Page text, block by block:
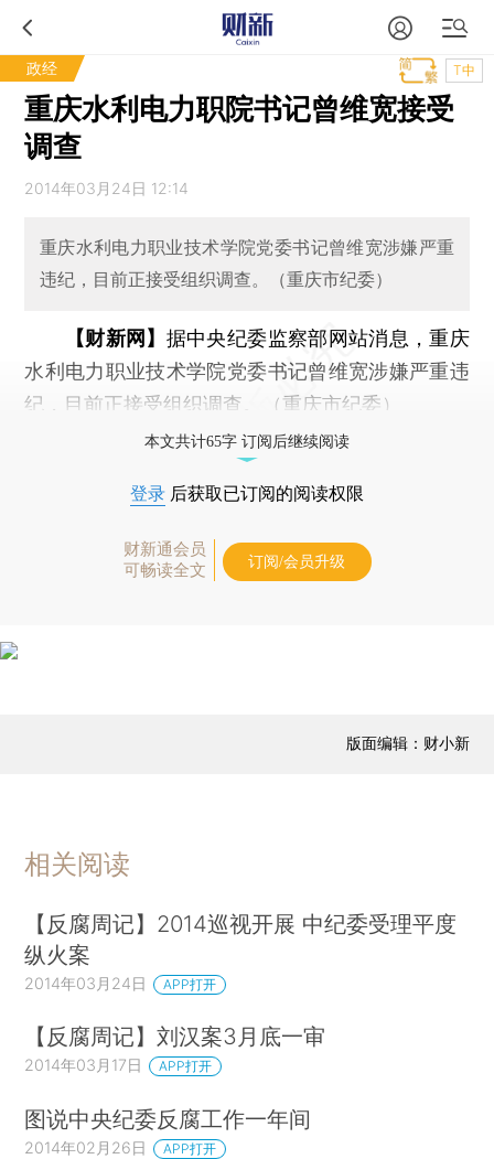
政经 T中
重庆水利电力职院书记曾维宽接受
调查
2014年03月24日 12:14
重庆水利电力职业技术学院党委书记曾维宽涉嫌严重
违纪，目前正接受组织调查。（重庆市纪委）
【财新网】 据中央纪委监察部网站消息，重庆
水利电力职业技术学院党委书记曾维宽涉嫌严重违
纪，目前正接受组织调查。（重庆市纪委）
本文共计65字 订阅后继续阅读
登录 后获取已订阅的阅读权限
财新通会员
可畅读全文
订阅/会员升级
版面编辑：财小新
相关阅读
【反腐周记】2014巡视开展 中纪委受理平度
纵火案
2014年03月24日 APP打开
【反腐周记】刘汉案3月底一审
2014年03月17日 APP打开
图说中央纪委反腐工作一年间
2014年02月26日 APP打开